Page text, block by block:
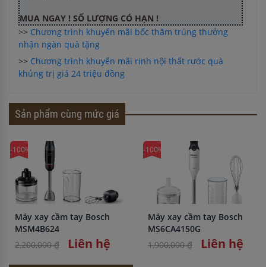
MUA NGAY ! SỐ LƯỢNG CÓ HẠN !
>> Chương trình khuyến mãi bốc thăm trúng thưởng
nhận ngàn quà tặng
>> Chương trình khuyến mãi rinh nội thất rước quà
khủng trị giá 24 triệu đồng
Sản phẩm cùng mức giá
-100%
Máy xay cầm tay Bosch
MSM4B624
2,200,000 ₫
Liên hệ
-100%
Máy xay cầm tay Bosch
MS6CA4150G
1,900,000 ₫
Liên hệ